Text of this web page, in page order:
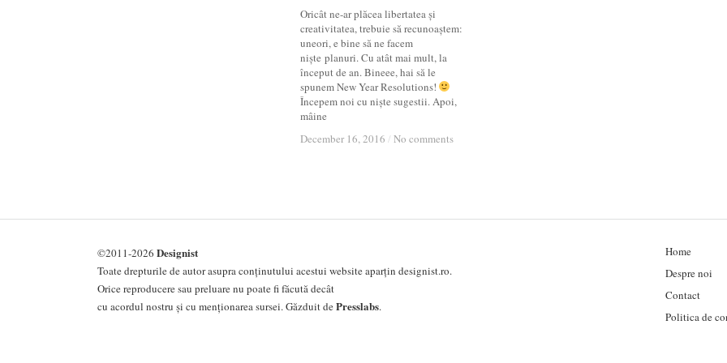
Oricât ne-ar plăcea libertatea și
creativitatea, trebuie să recunoaștem:
uneori, e bine să ne facem
niște planuri. Cu atât mai mult, la
început de an. Bineee, hai să le
spunem New Year Resolutions!
Începem noi cu niște sugestii. Apoi,
mâine
December 16, 2016 / No comments
December 16, 2016 / No comments
©2011-2026 Designist
Toate drepturile de autor asupra conținutului acestui website aparțin designist.ro.
Orice reproducere sau preluare nu poate fi făcută decât
cu acordul nostru și cu menționarea sursei. Găzduit dePresslabs.
Home
Despre noi
Contact
Politica de